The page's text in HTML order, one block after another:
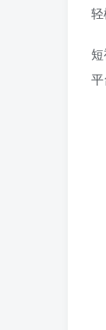
轻